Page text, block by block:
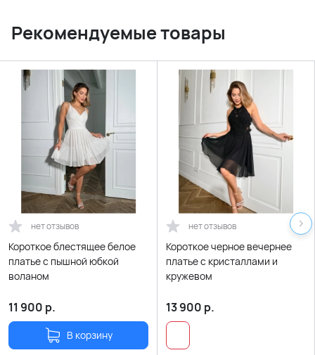
Рекомендуемые товары
нет отзывов
Короткое блестящее белое
платье с пышной юбкой
воланом
11 900 р.
В корзину
нет отзывов
Короткое черное вечернее
платье с кристаллами и
кружевом
13 900 р.